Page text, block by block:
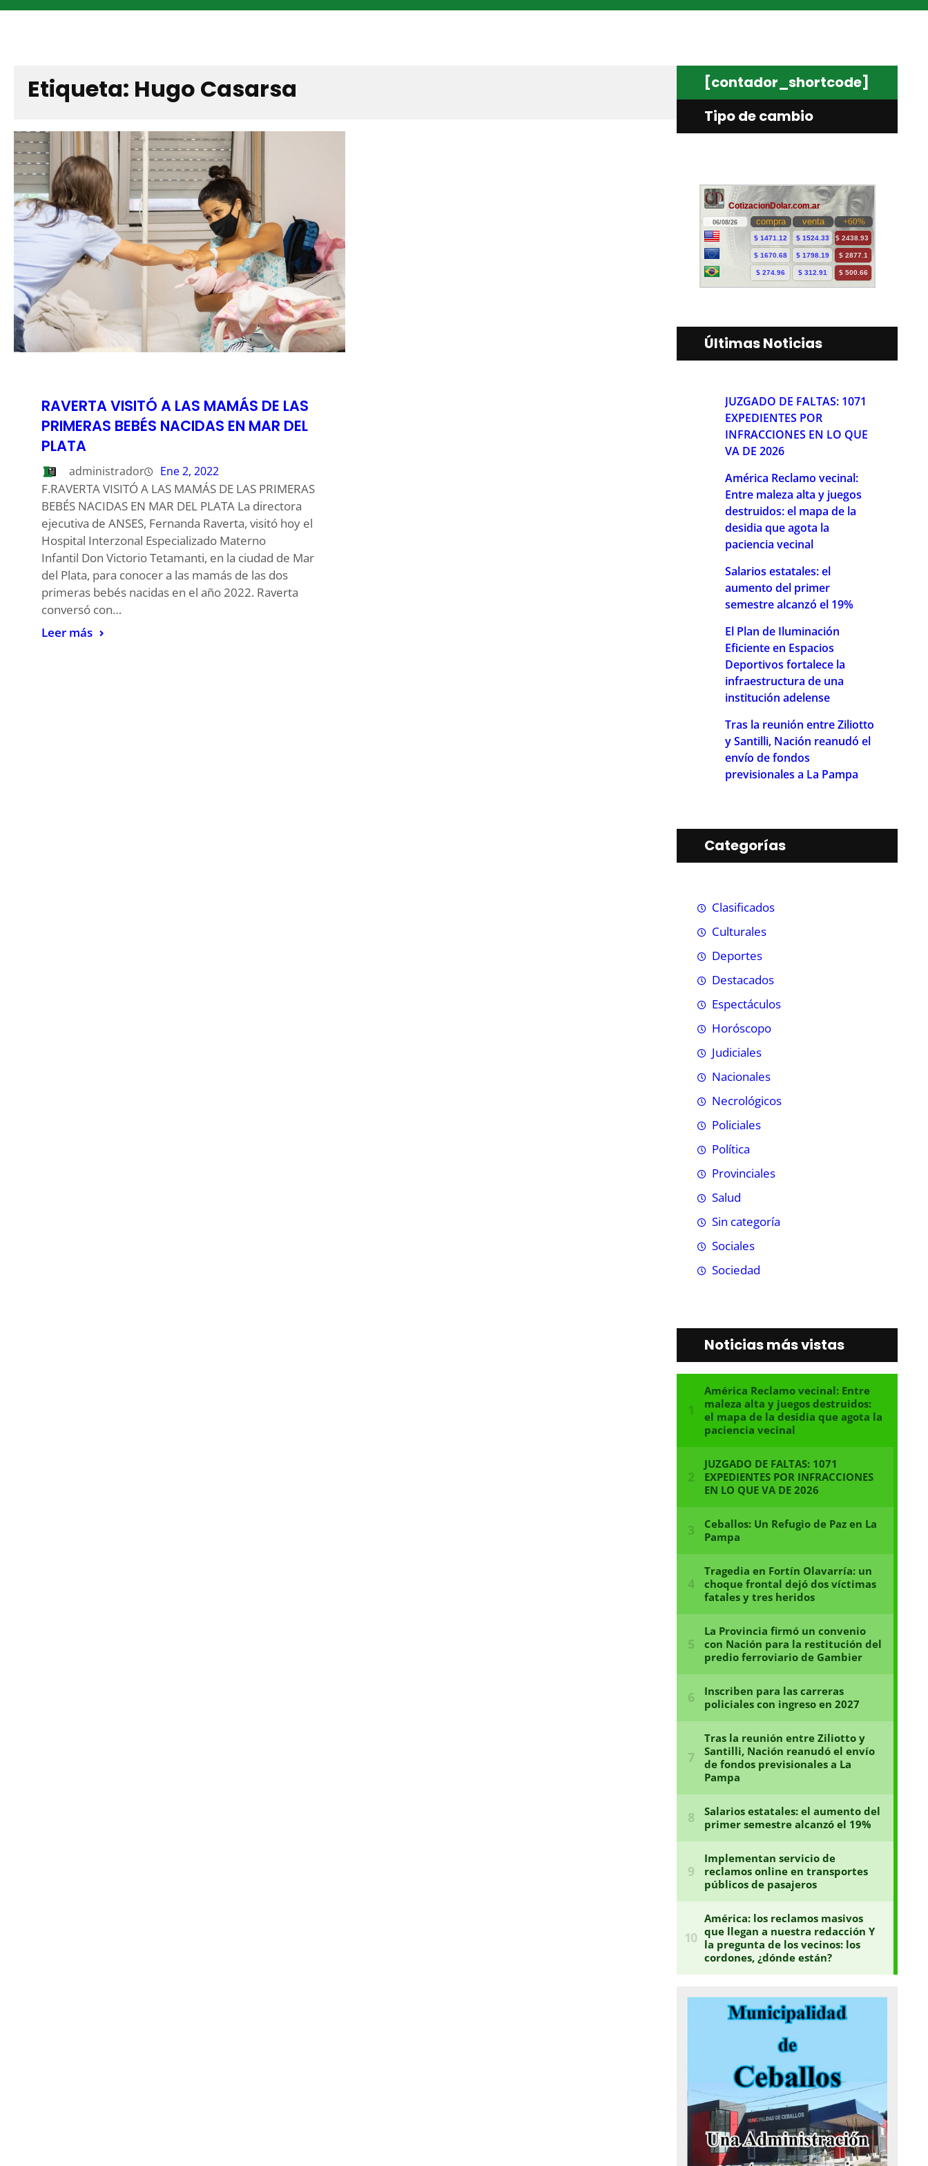
Etiqueta: Hugo Casarsa
RAVERTA VISITÓ A LAS MAMÁS DE LAS
PRIMERAS BEBÉS NACIDAS EN MAR DEL
PLATA
administrador Ene 2, 2022
F.RAVERTA VISITÓ A LAS MAMÁS DE LAS PRIMERAS
BEBÉS NACIDAS EN MAR DEL PLATA La directora
ejecutiva de ANSES, Fernanda Raverta, visitó hoy el
Hospital Interzonal Especializado Materno
Infantil Don Victorio Tetamanti, en la ciudad de Mar
del Plata, para conocer a las mamás de las dos
primeras bebés nacidas en el año 2022. Raverta
conversó con…
Leer más
[contador_shortcode]
Tipo de cambio
Últimas Noticias
JUZGADO DE FALTAS: 1071
EXPEDIENTES POR
INFRACCIONES EN LO QUE
VA DE 2026
América Reclamo vecinal:
Entre maleza alta y juegos
destruidos: el mapa de la
desidia que agota la
paciencia vecinal
Salarios estatales: el
aumento del primer
semestre alcanzó el 19%
El Plan de Iluminación
Eficiente en Espacios
Deportivos fortalece la
infraestructura de una
institución adelense
Tras la reunión entre Ziliotto
y Santilli, Nación reanudó el
envío de fondos
previsionales a La Pampa
Categorías
Clasificados
Culturales
Deportes
Destacados
Espectáculos
Horóscopo
Judiciales
Nacionales
Necrológicos
Policiales
Política
Provinciales
Salud
Sin categoría
Sociales
Sociedad
Noticias más vistas